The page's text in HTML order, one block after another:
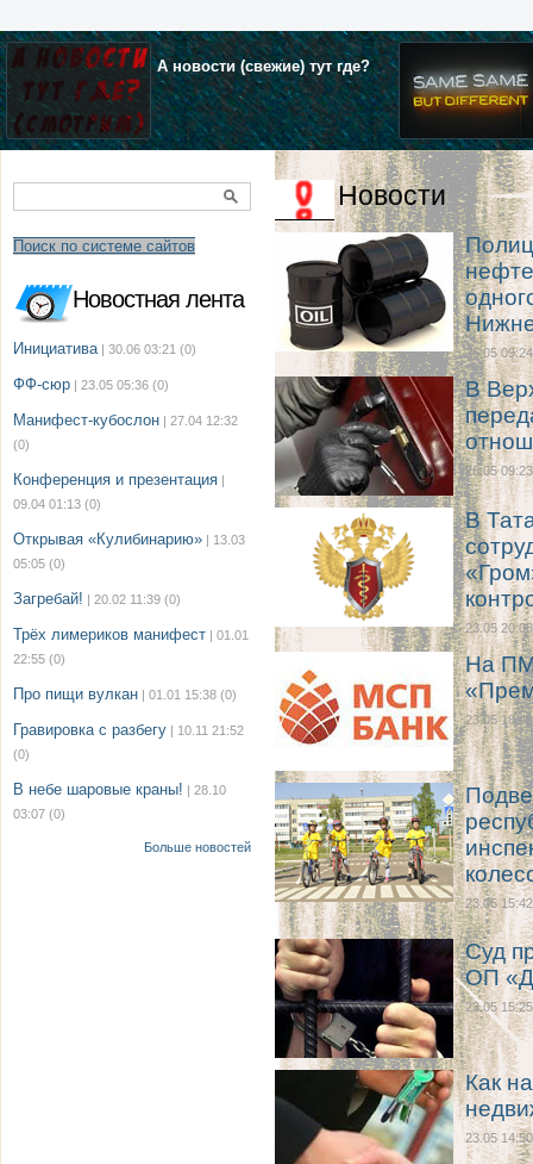
А новости (свежие) тут где?
Поиск по системе сайтов
Новостная лента
Инициатива | 30.06 03:21 (0)
ФФ-сюр | 23.05 05:36 (0)
Манифест-кубослон | 27.04 12:32
(0)
Конференция и презентация |
09.04 01:13 (0)
Открывая «Кулибинарию» | 13.03
05:05 (0)
Загребай! | 20.02 11:39 (0)
Трёх лимериков манифест | 01.01
22:55 (0)
Про пищи вулкан | 01.01 15:38 (0)
Гравировка с разбегу | 10.11 21:52
(0)
В небе шаровые краны! | 28.10
03:07 (0)
Больше новостей
Новости
26.05 09:24
В
26.05 09:23
В
23.05 20:08
На
23.05 18:49
23.05 15:42
Суд
ОП
23.05 15:25
Как
23.05 14:50